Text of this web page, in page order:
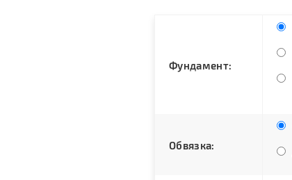
Фундамент:
Обвязка: